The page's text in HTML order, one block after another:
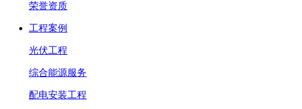
荣誉资质
工程案例
光伏工程
综合能源服务
配电安装工程